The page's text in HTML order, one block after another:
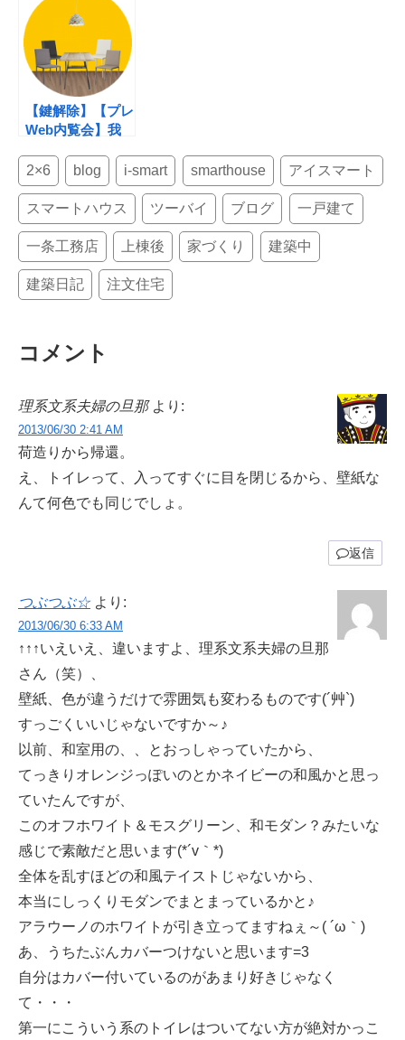
【鍵解除】【プレ
Web内覧会】我
グ、ほぼ決まり
2×6 blog i-smart smarthouse アイスマート
スマートハウス ツーバイ ブログ 一戸建て
一条工務店 上棟後 家づくり 建築中
建築日記 注文住宅
コメント
理系文系夫婦の旦那 より:
2013/06/30 2:41 AM
荷造りから帰還。
え、トイレって、入ってすぐに目を閉じるから、壁紙な
んて何色でも同じでしょ。
返信
つぶつぶ☆ より:
2013/06/30 6:33 AM
↑↑↑いえいえ、違いますよ、理系文系夫婦の旦那
さん（笑）、
壁紙、色が違うだけで雰囲気も変わるものです(´艸`)
すっごくいいじゃないですか～♪
以前、和室用の、、とおっしゃっていたから、
てっきりオレンジっぽいのとかネイビーの和風かと思っ
ていたんですが、
このオフホワイト＆モスグリーン、和モダン？みたいな
感じで素敵だと思います(*´v｀*)
全体を乱すほどの和風テイストじゃないから、
本当にしっくりモダンでまとまっているかと♪
アラウーノのホワイトが引き立ってますねぇ～( ´ω｀)
あ、うちたぶんカバーつけないと思います=3
自分はカバー付いているのがあまり好きじゃなく
て・・・
第一にこういう系のトイレはついてない方が絶対かっこ